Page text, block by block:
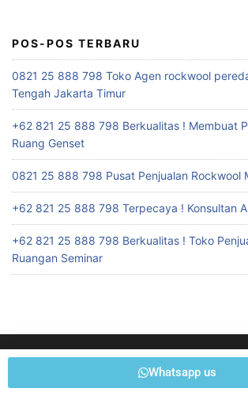
POS-POS TERBARU
0821 25 888 798 Toko Agen rockwool
Tengah Jakarta Timur
+62 821 25 888 798 Berkualitas ! Membuat
Ruang Genset
0821 25 888 798 Pusat Penjualan Rockwool
+62 821 25 888 798 Terpecaya ! Konsultan
+62 821 25 888 798 Berkualitas ! Toko
Ruangan Seminar
Whatsapp us